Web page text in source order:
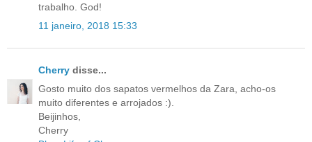
trabalho. God!
11 janeiro, 2018 15:33
Cherry disse...
Gosto muito dos sapatos vermelhos da Zara, acho-os
muito diferentes e arrojados :).
Beijinhos,
Cherry